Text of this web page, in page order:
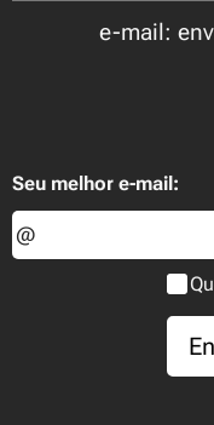
e-mail:
Seu melhor e-mail: